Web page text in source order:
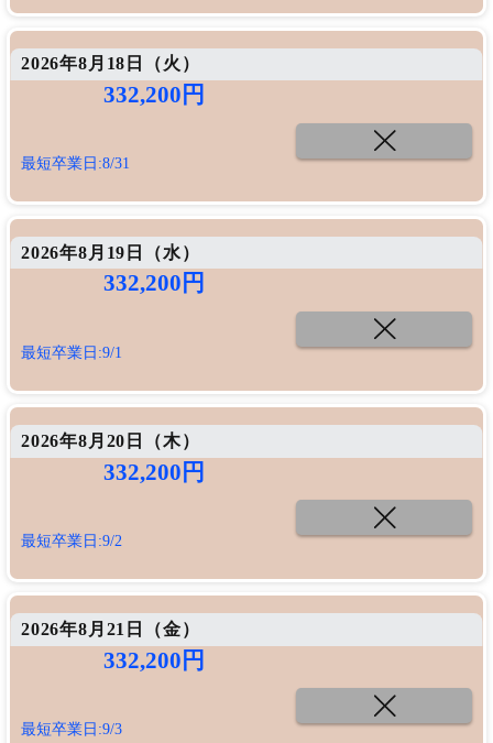
2026年8月18日（火 ）
332,200円
最短卒業日:8/31
2026年8月19日（水）
332,200円
最短卒業日:9/1
2026年8月20日（木）
332,200円
最短卒業日:9/2
2026年8月21日（金）
332,200円
最短卒業日:9/3